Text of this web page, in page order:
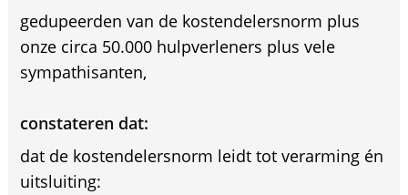
gedupeerden van de kostendelersnorm plus
onze circa 50.000 hulpverleners plus vele
sympathisanten,
constateren dat:
dat de kostendelersnorm leidt tot verarming én
uitsluiting: